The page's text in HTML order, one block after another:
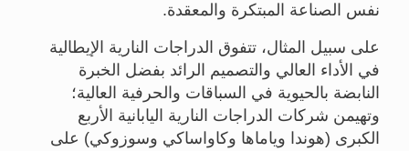
نفس الصناعة المبتكرة والمعقدة.
على سبيل المثال، تتفوق الدراجات النارية الإيطالية
في الأداء العالي والتصميم الرائد بفضل الخبرة
النابضة بالحيوية في السباقات والحرفية العالية؛
وتهيمن شركات الدراجات النارية اليابانية الأربع
الكبرى (هوندا وياماها وكاواساكي وسوزوكي) على